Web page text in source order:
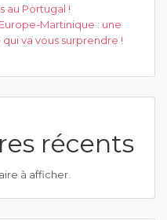
au Portugal !
Martinique : une
va vous surprendre !
récents
à afficher.